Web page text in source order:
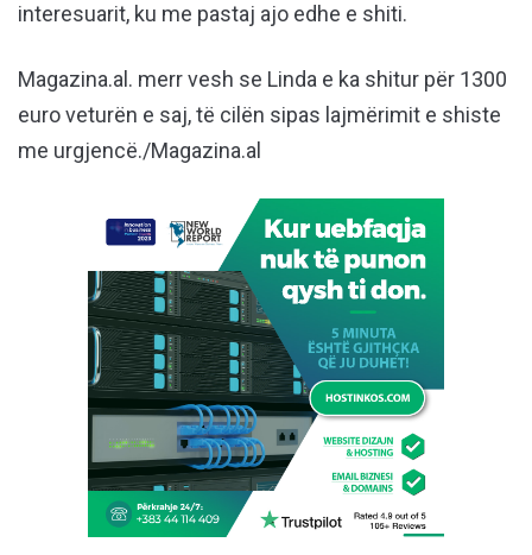
interesuarit, ku me pastaj ajo edhe e shiti.
Magazina.al. merr vesh se Linda e ka shitur për 1300
euro veturën e saj, të cilën sipas lajmërimit e shiste
me urgjencë./Magazina.al